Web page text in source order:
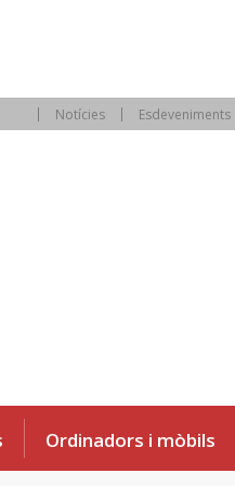
Notícies Esdeveniments
Ordinadors i mòbils